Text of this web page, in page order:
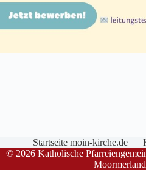
Startseite moin-kirche.de
© 2026 Katholische
Moormerland